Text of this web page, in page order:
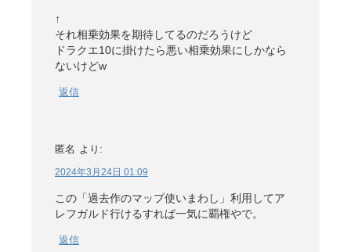
↑
それ相乗効果を期待してるのだろうけど
ドラクエ10に掛けたら悪い相乗効果にしかなら
ないけどw
返信
匿名 より:
2024年3月24日 01:09
この「過去作のマップ使いまわし」利用してア
レフガルド行けるすれば一気に覇権やで。
返信